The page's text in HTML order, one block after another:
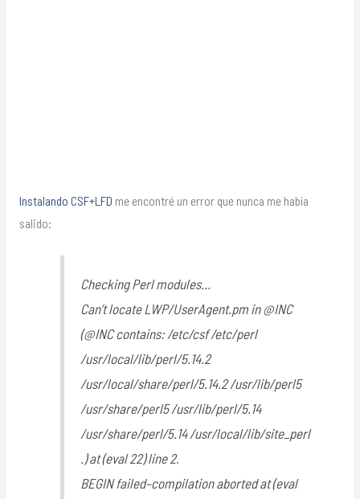
Instalando CSF+LFD me encontré un error que nunca me había
salido:
Checking Perl modules…
Can’t locate LWP/UserAgent.pm in @INC
(@INC contains: /etc/csf /etc/perl
/usr/local/lib/perl/5.14.2
/usr/local/share/perl/5.14.2 /usr/lib/perl5
/usr/share/perl5 /usr/lib/perl/5.14
/usr/share/perl/5.14 /usr/local/lib/site_perl
.) at (eval 22) line 2.
BEGIN failed–compilation aborted at (eval